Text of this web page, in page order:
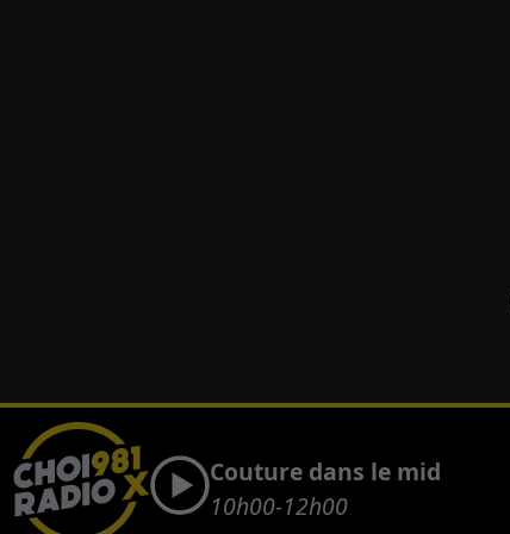
Couture dans le mid
10h00-12h00